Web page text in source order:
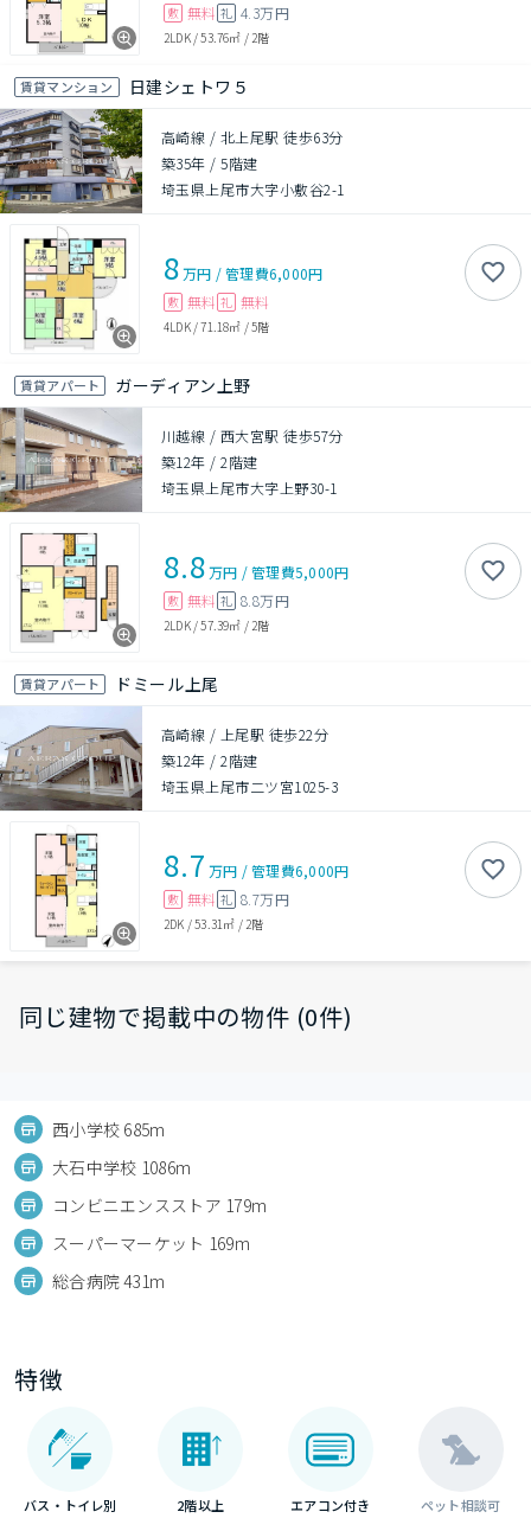
敷 無料 礼 4.3万円
2LDK/53.76㎡ /2階
賃貸マンション 日建シェトワ５
高崎線 / 北上尾駅 徒歩63分
築35年 /5階建
埼玉県上尾市大字小敷谷2-1
8万円 /管理費6,000円
敷 無料 礼 無料
4LDK/71.18㎡ /5階
賃貸アパート ガーディアン上野
川越線 / 西大宮駅 徒歩57分
築12年 /2階建
埼玉県上尾市大字上野30-1
8.8万円 /管理費5,000円
敷 無料 礼 8.8万円
2LDK/57.39㎡ / 2階
賃貸アパート ドミール上尾
高崎線 / 上尾駅 徒歩22分
築12年 /2階建
埼玉県上尾市二ツ宮1025-3
8.7 万円 /管理費6,000円
敷 無料 礼 8.7万円
2DK /53.31㎡ / 2階
同じ建物で掲載中の物件 (0件)
西小学校 685m
大石中学校 1086m
コンビニエンスストア 179m
スーパーマーケット 169m
総合病院 431m
特徴
バス・トイレ別 2階以上 エアコン付き ペット相談可